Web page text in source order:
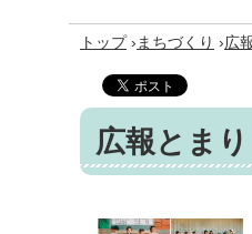
Village
トップ › まちづくり ›広
広報とま